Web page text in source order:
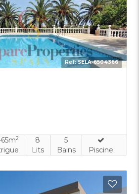
Ref:SELA-6504366
2
8
Lits
5
Bains
Piscine